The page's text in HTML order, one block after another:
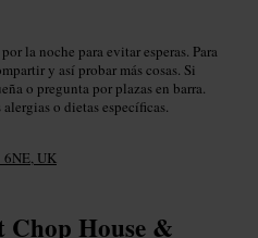
la noche para evitar esperas. Para
y así probar más cosas. Si
o pregunta por plazas en barra.
o dietas específicas.
6NE, UK
Chop House &